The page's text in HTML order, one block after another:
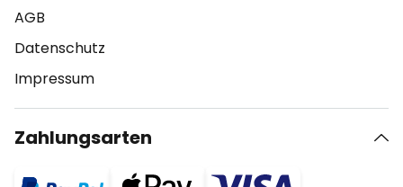
AGB
Datenschutz
Impressum
Zahlungsarten